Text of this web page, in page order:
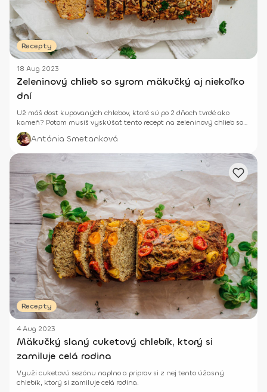
Recepty
18 Aug 2023
Zeleninový chlieb so syrom mäkučký aj niekoľko
dní
Už máš dosť kupovaných chlebov, ktoré sú po 2 dňoch tvrdé ako
kameň? Potom musíš vyskúšať tento recept na zeleninový chlieb so
syrom.
Antónia Smetanková
Recepty
4 Aug 2023
Mäkučký slaný cuketový chlebík, ktorý si
zamiluje celá rodina
Využi cuketovú sezónu naplno a priprav si z nej tento úžasný
chlebík, ktorý si zamiluje celá rodina.